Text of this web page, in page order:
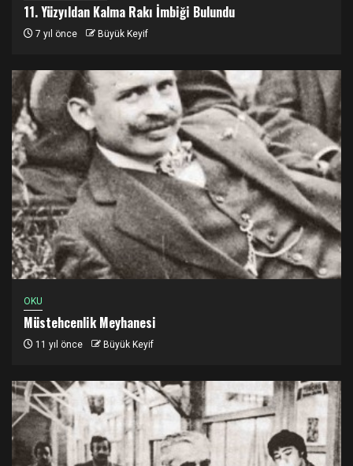
11. Yüzyıldan Kalma Rakı İmbiği Bulundu
7 yıl önce Büyük Keyif
OKU
Müstehcenlik Meyhanesi
11 yıl önce Büyük Keyif